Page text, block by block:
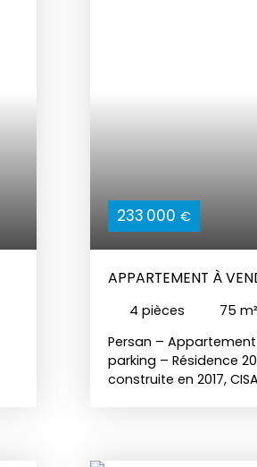
233 000 €
APPARTEMENT À
4 pièces 75 m²
Persan – Appartement
parking – Résidence
construite en 2017,